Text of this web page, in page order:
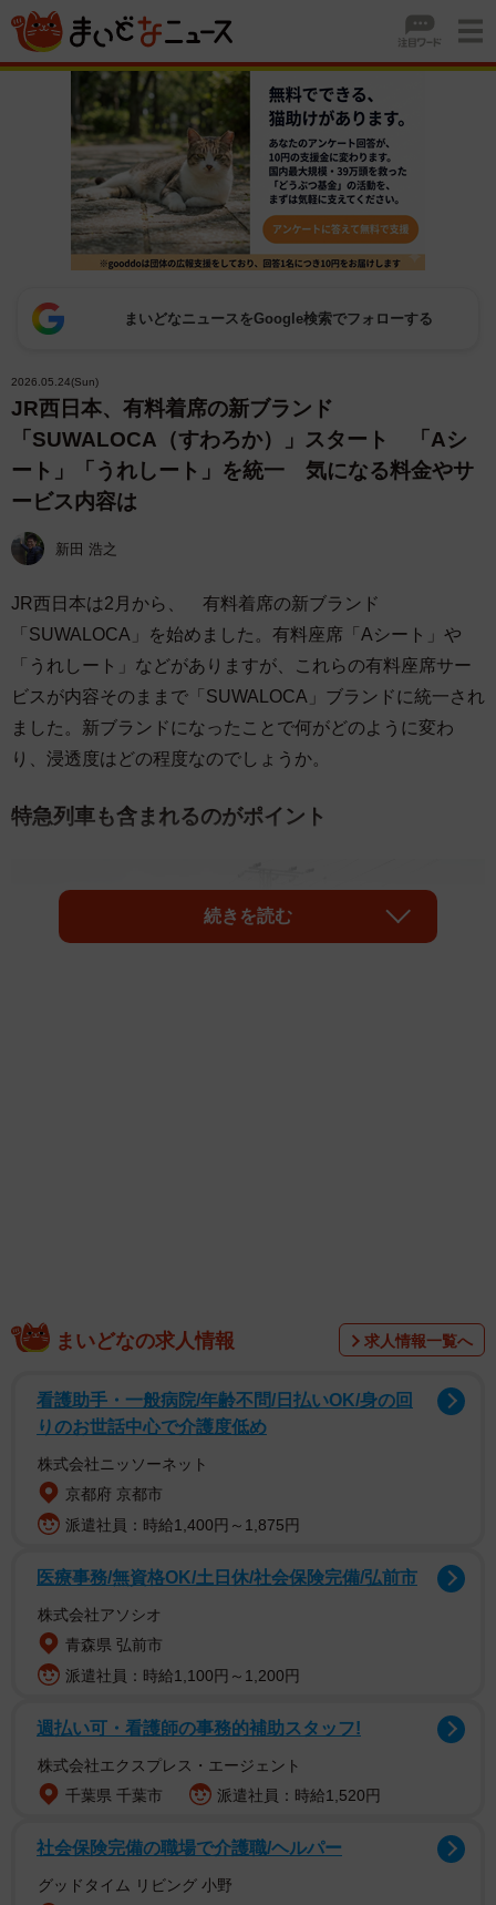
まいどなニュースをGoogle検索でフォローする
2026.05.24(Sun)
JR西日本、有料着席の新ブランド
「SUWALOCA（すわろか）」スタート 「Aシ
ート」「うれしート」を統一 気になる料金やサ
ービス内容は
新田 浩之
JR西日本は2月から、 有料着席の新ブランド
「SUWALOCA」を始めました。有料座席「Aシート」や
「うれしート」などがありますが、これらの有料座席サー
ビスが内容そのままで「SUWALOCA」ブランドに統一され
ました。新ブランドになったことで何がどのように変わ
り、浸透度はどの程度なのでしょうか。
特急列車も含まれるのがポイント
新ブランド「SUWALOCA」には2つのサービス「スタンダ
ード」と「ライト」があります。「スタンダード」はリク
ライニング座席となり、一部列車で電源コンセントやWiFi
サービスを提供しています。一方、「ライト」のポイント
ト」の座席はリクライニングではなく、一般の転換クロス
シートもしくはロングシートです。
速に設けられている有料座席サービス「Aシート」、ラッシ
ュ時に京阪神エリアを走る通勤特急「らくラクはりま」
続きを読む
まいどなの求人情報 求人情報一覧へ
看護助手・一般病院/年齢不問/日払いOK/身の回
りのお世話中心で介護度低め
株式会社ニッソーネット
京都府 京都市
派遣社員：時給1,400円～1,875円
医療事務/無資格OK/土日休/社会保険完備/弘前市
株式会社アソシオ
青森県 弘前市
派遣社員：時給1,100円～1,200円
週払い可・看護師の事務的補助スタッフ!
株式会社エクスプレス・エージェント
千葉県 千葉市
派遣社員：時給1,520円
社会保険完備の職場で介護職/ヘルパー
グッドタイム リビング 小野